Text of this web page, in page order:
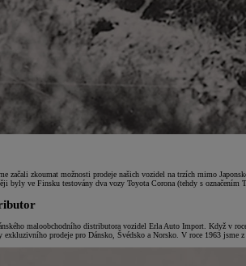
začali zkoumat možnosti prodeje našich vozidel na trzích mimo
byly ve Finsku testovány dva vozy Toyota Corona (tehdy s
maloobchodního distributora vozidel Erla Auto Import. Když v
exkluzivního prodeje pro Dánsko, Švédsko a Norsko. V roce 1963 jsme